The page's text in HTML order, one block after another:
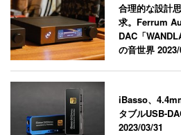
合理的な設計
求。Ferrum
DAC「
の音世界
iBasso、
タブルUSB-
2023/03/31